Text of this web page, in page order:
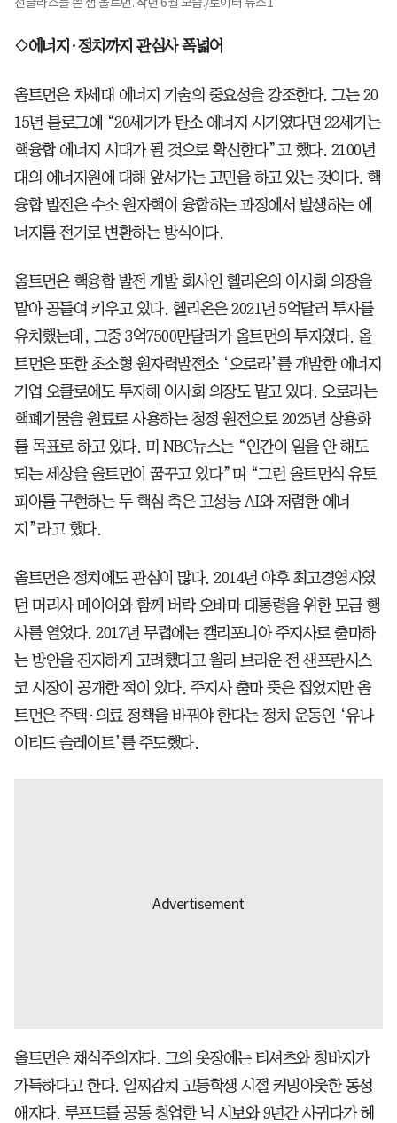
◇에너지·정치까지 관심사 폭넓어
올트먼은 차세대 에너지 기술의 중요성을 강조한다. 그는 20
15년 블로그에 “20세기가 탄소 에너지 시기였다면 22세기는
핵융합 에너지 시대가 될 것으로 확신한다”고 했다. 2100년
대의 에너지원에 대해 앞서가는 고민을 하고 있는 것이다. 핵
융합 발전은 수소 원자핵이 융합하는 과정에서 발생하는 에
너지를 전기로 변환하는 방식이다.
올트먼은 핵융합 발전 개발 회사인 헬리온의 이사회 의장을
맡아 공들여 키우고 있다. 헬리온은 2021년 5억달러 투자를
유치했는데, 그중 3억7500만달러가 올트먼의 투자였다. 올
트먼은 또한 초소형 원자력발전소 ‘오로라’를 개발한 에너지
기업 오클로에도 투자해 이사회 의장도 맡고 있다. 오로라는
핵폐기물을 원료로 사용하는 청정 원전으로 2025년 상용화
를 목표로 하고 있다. 미 NBC뉴스는 “인간이 일을 안 해도
되는 세상을 올트먼이 꿈꾸고 있다”며 “그런 올트먼식 유토
피아를 구현하는 두 핵심 축은 고성능 AI와 저렴한 에너
지”라고 했다.
올트먼은 정치에도 관심이 많다. 2014년 야후 최고경영자였
던 머리사 메이어와 함께 버락 오바마 대통령을 위한 모금 행
사를 열었다. 2017년 무렵에는 캘리포니아 주지사로 출마하
는 방안을 진지하게 고려했다고 윌리 브라운 전 샌프란시스
코 시장이 공개한 적이 있다. 주지사 출마 뜻은 접었지만 올
트먼은 주택·의료 정책을 바꿔야 한다는 정치 운동인 ‘유나
이티드 슬레이트’를 주도했다.
올트먼은 채식주의자다. 그의 옷장에는 티셔츠와 청바지가
가득하다고 한다. 일찌감치 고등학생 시절 커밍아웃한 동성
애자다. 루프트를 공동 창업한 닉 시보와 9년간 사귀다가 헤